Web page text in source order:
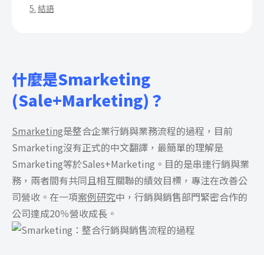
結語
什麼是Smarketing
(Sale+Marketing)？
Smarketing是整合企業行銷與業務流程的過程，目前
Smarketing沒有正式的中文翻譯，最簡單的理解是
Smarketing等於Sales+Marketing。目的是串連行銷與業
務，兩者間有共同且相互關聯的績效目標，專注在改善公
司營收。在一項案例研究中，行銷與銷售部門緊密合作的
公司達成20％營收成長。